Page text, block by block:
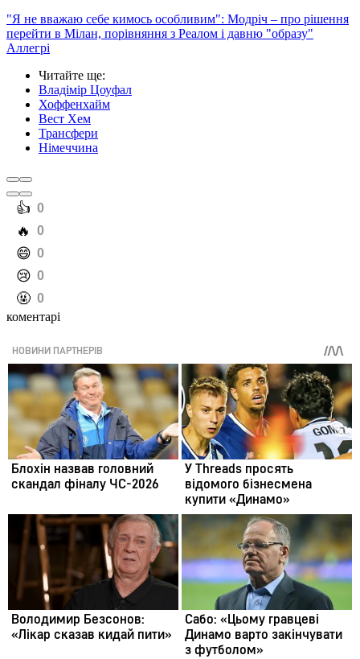
"Я не вважаю себе кимось особливим": Модріч – про рішення
перейти в Мілан, порівняння з Реалом і давню "образу"
Аллегрі
Читайте ще:
Владімір Цоуфал
Хоффенхайм
Вест Хем
Трансфери
Німеччина
️👍 0
️🔥 0
️😄 0
️😢 0
️🤬 0
коментарі